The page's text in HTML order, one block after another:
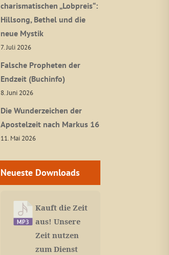
charismatischen „Lobpreis“:
Hillsong, Bethel und die
neue Mystik
7. Juli 2026
Falsche Propheten der
Endzeit (Buchinfo)
8. Juni 2026
Die Wunderzeichen der
Apostelzeit nach Markus 16
11. Mai 2026
Neueste Downloads
Kauft die Zeit
aus! Unsere
Zeit nutzen
zum Dienst